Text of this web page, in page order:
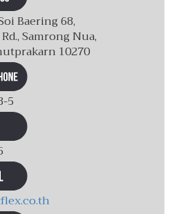
Baering 68,
Samrong Nua,
10270
5